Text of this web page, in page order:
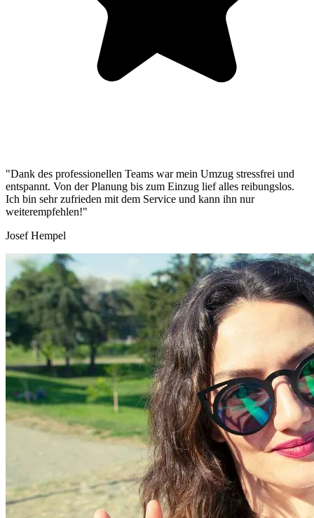
"Dank des professionellen Teams war mein Umzug stressfrei und
entspannt. Von der Planung bis zum Einzug lief alles reibungslos.
Ich bin sehr zufrieden mit dem Service und kann ihn nur
weiterempfehlen!"
Josef Hempel